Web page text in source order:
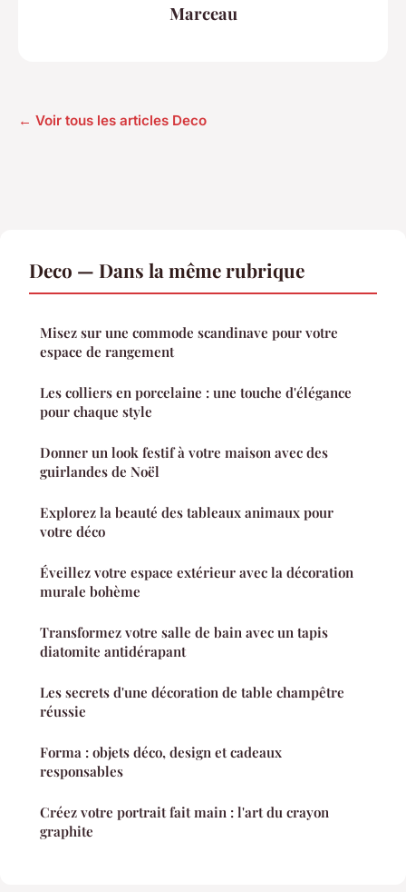
Marceau
← Voir tous les articles Deco
Deco — Dans la même rubrique
Misez sur une commode scandinave pour votre
espace de rangement
Les colliers en porcelaine : une touche d'élégance
pour chaque style
Donner un look festif à votre maison avec des
guirlandes de Noël
Explorez la beauté des tableaux animaux pour
votre déco
Éveillez votre espace extérieur avec la décoration
murale bohème
Transformez votre salle de bain avec un tapis
diatomite antidérapant
Les secrets d'une décoration de table champêtre
réussie
Forma : objets déco, design et cadeaux
responsables
Créez votre portrait fait main : l'art du crayon
graphite